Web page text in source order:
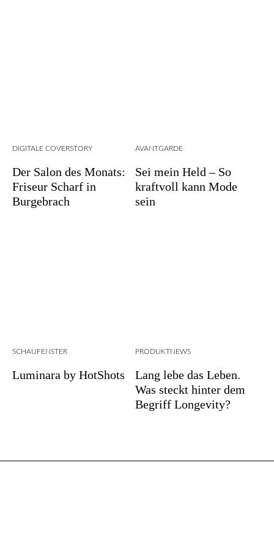
DIGITALE COVERSTORY
Der Salon des Monats:
Friseur Scharf in
Burgebrach
AVANTGARDE
Sei mein Held – So
kraftvoll kann Mode
sein
SCHAUFENSTER
Luminara by HotShots
PRODUKTNEWS
Lang lebe das Leben.
Was steckt hinter dem
Begriff Longevity?